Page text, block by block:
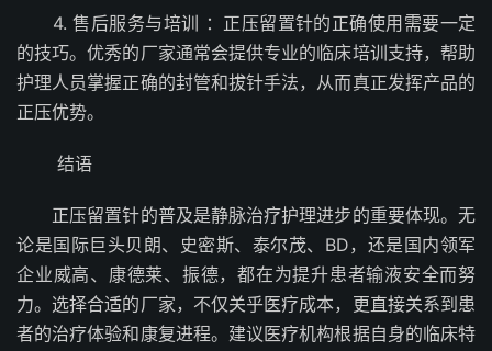
4. 售后服务与培训 ：正压留置针的正确使用需要一定
的技巧。优秀的厂家通常会提供专业的临床培训支持，帮助
护理人员掌握正确的封管和拔针手法，从而真正发挥产品的
正压优势。
结语
正压留置针的普及是静脉治疗护理进步的重要体现。无
论是国际巨头贝朗、史密斯、泰尔茂、BD，还是国内领军
企业威高、康德莱、振德，都在为提升患者输液安全而努
力。选择合适的厂家，不仅关乎医疗成本，更直接关系到患
者的治疗体验和康复进程。建议医疗机构根据自身的临床特